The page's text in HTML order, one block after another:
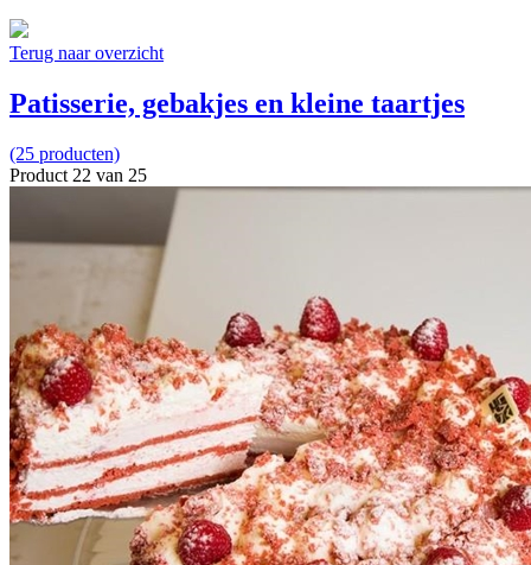
Terug naar overzicht
Patisserie, gebakjes en kleine taartjes
(25 producten)
Product 22 van 25